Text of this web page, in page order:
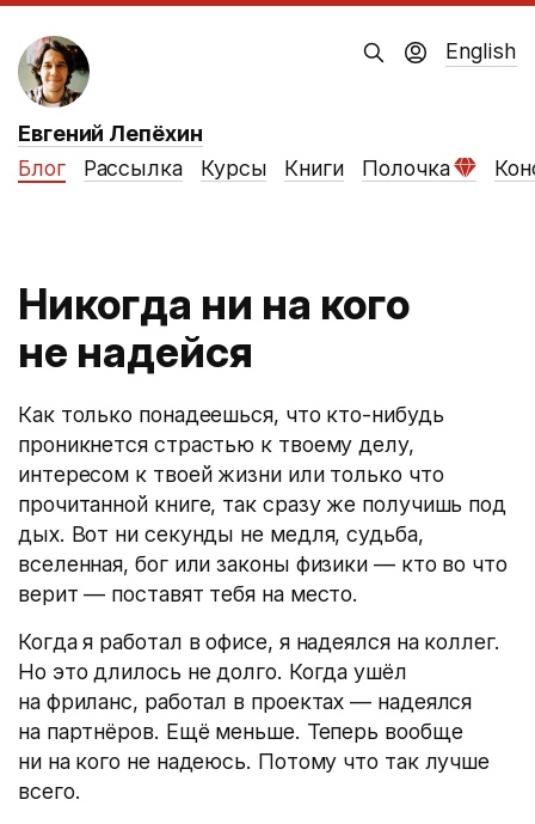
Евгений Лепёхин
Блог
Рассылка Курсы Книги Полочка
English
Никогда ни на кого
не надейся
Как только понадеешься, что кто-нибудь
проникнется страстью к твоему делу,
интересом к твоей жизни или только что
прочитанной книге, так сразу же получишь под
дых. Вот ни секунды не медля, судьба,
вселенная, бог или законы физики — кто во что
верит — поставят тебя на место.
Когда я работал в офисе, я надеялся на коллег.
Но это длилось не долго. Когда ушёл
на фриланс, работал в проектах — надеялся
на партнёров. Ещё меньше. Теперь вообще
ни на кого не надеюсь. Потому что так лучше
всего.